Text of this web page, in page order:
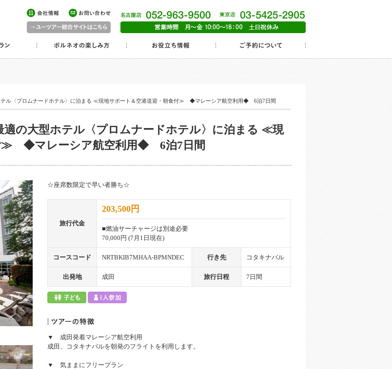
ル〈プロムナードホテル〉に泊まる ≪現地サポート＆空港送迎・朝食付≫ ◆マレーシア航空利用◆ 6泊7日間
の大型ホテル〈プロムナードホテル〉に泊まる ≪現
≫ ◆マレーシア航空利用◆ 6泊7日間
☆座席数限定で早い者勝ち☆
旅行代金
203,500円
■燃油サーチャージは別途必要
70,000円 (7月1日現在)
コースコード NRTBKIB7MHAA-BPMNDEC 行き先 コタキナバル
出発地 成田 旅行日程 7日間
▼ 成田発着マレーシア航空利用
成田、コタキナバルを朝発のフライトを利用します。
▼ 気ままにフリープラン